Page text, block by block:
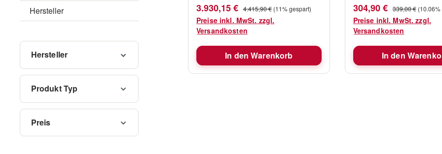
Hersteller
Hersteller
Produkt Typ
Preis
es handelt sich um den reinen
Antrieb. Kraft: 1/4PS - 125Nm
Durchschnittliche Stromaufnahme 6
A Ersatzteile wie Getriebeboxen,
Flanschplatten, Kupplungen oder
Motoren liefern wir Ihnen gerne auf
Verkaufspreis:
3.930,15 € Regulärer Preis:
4.415,90 € (11% gespart)
Preise inkl. MwSt. zzgl.
Versandkosten
In den Warenkorb
96mm Armlänge: 140mm
Verkaufspreis:
304,90 € Regulärer Preis:
339,00 €
Preise inkl. MwSt. zzgl.
Versandkosten
In den